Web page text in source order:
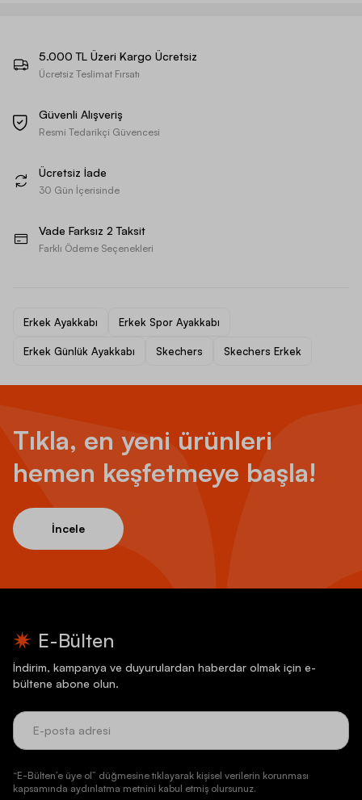
5.000 TL Üzeri Kargo Ücretsiz
Ücretsiz Teslimat Fırsatı
Güvenli Alışveriş
Resmi Tedarikçi Güvencesi
Ücretsiz İade
30 Gün İçerisinde
Vade Farksız 2 Taksit
Farklı Ödeme Seçenekleri
Erkek Ayakkabı Erkek Spor Ayakkabı
Erkek Günlük Ayakkabı Skechers Skechers Erkek
Tıkla, en yeni ürünleri
hemen keşfetmeye başla!
İncele
E-Bülten
İndirim, kampanya ve duyurulardan haberdar olmak için e-
bültene abone olun.
“E-Bülten’e üye ol” düğmesine tıklayarak kişisel verilerin korunması
kapsamında aydınlatma metnini kabul etmiş olursunuz.